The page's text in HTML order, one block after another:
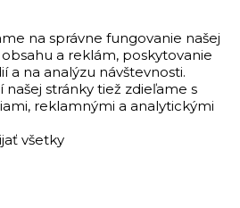
na správne fungovanie našej
a reklám, poskytovanie
a na analýzu návštevnosti.
stránky tiež zdieľame s
reklamnými a analytickými
všetky